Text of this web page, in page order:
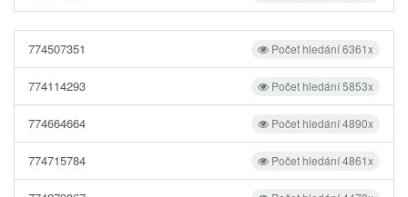
Počet hledání 6361x
774507351
Počet hledání 5853x
774114293
Počet hledání 4890x
774664664
Počet hledání 4861x
774715784